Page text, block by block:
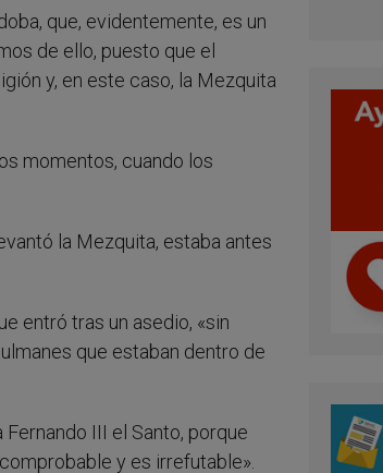
que, evidentemente, es un
de ello, puesto que el
y, en este caso, la Mezquita
momentos, cuando los
la Mezquita, estaba antes
entró tras un asedio, «sin
que estaban dentro de
III el Santo, porque
y es irrefutable».